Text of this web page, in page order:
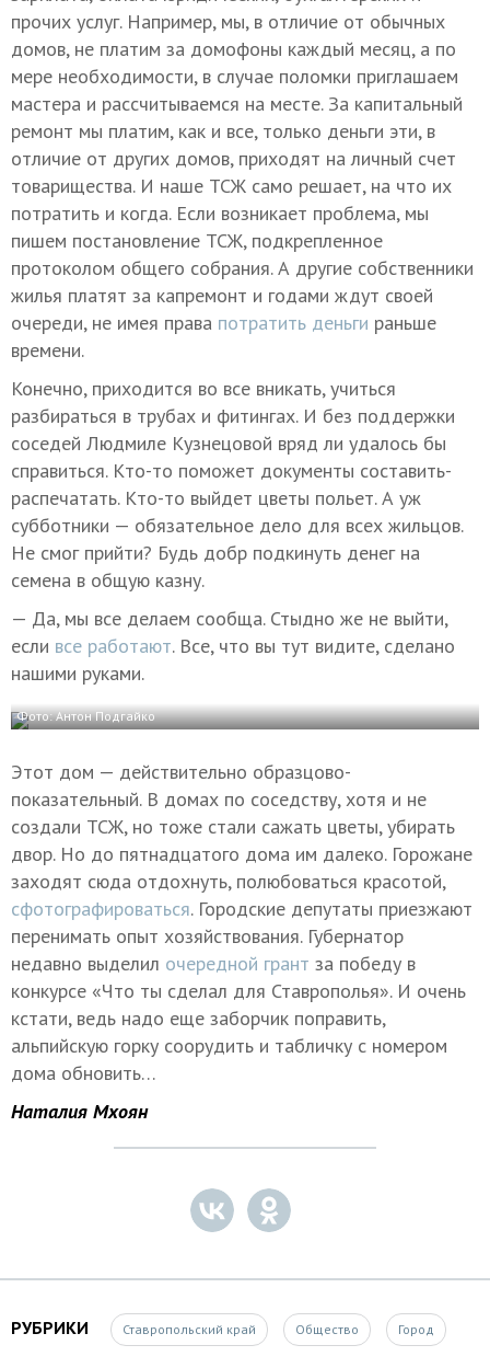
прочих услуг. Например, мы, в отличие от обычных
домов, не платим за домофоны каждый месяц, а по
мере необходимости, в случае поломки приглашаем
мастера и рассчитываемся на месте. За капитальный
ремонт мы платим, как и все, только деньги эти, в
отличие от других домов, приходят на личный счет
товарищества. И наше ТСЖ само решает, на что их
потратить и когда. Если возникает проблема, мы
пишем постановление ТСЖ, подкрепленное
протоколом общего собрания. А другие собственники
жилья платят за капремонт и годами ждут своей
очереди, не имея права потратить деньги раньше
времени.
Конечно, приходится во все вникать, учиться
разбираться в трубах и фитингах. И без поддержки
соседей Людмиле Кузнецовой вряд ли удалось бы
справиться. Кто-то поможет документы составить-
распечатать. Кто-то выйдет цветы польет. А уж
субботники — обязательное дело для всех жильцов.
Не смог прийти? Будь добр подкинуть денег на
семена в общую казну.
— Да, мы все делаем сообща. Стыдно же не выйти,
если все работают. Все, что вы тут видите, сделано
нашими руками.
Фото: Антон Подгайко
Этот дом — действительно образцово-
показательный. В домах по соседству, хотя и не
создали ТСЖ, но тоже стали сажать цветы, убирать
двор. Но до пятнадцатого дома им далеко. Горожане
заходят сюда отдохнуть, полюбоваться красотой,
сфотографироваться. Городские депутаты приезжают
перенимать опыт хозяйствования. Губернатор
недавно выделил очередной грант за победу в
конкурсе «Что ты сделал для Ставрополья». И очень
кстати, ведь надо еще заборчик поправить,
альпийскую горку соорудить и табличку с номером
дома обновить…
Наталия Мхоян
РУБРИКИ Ставропольский край Общество Город